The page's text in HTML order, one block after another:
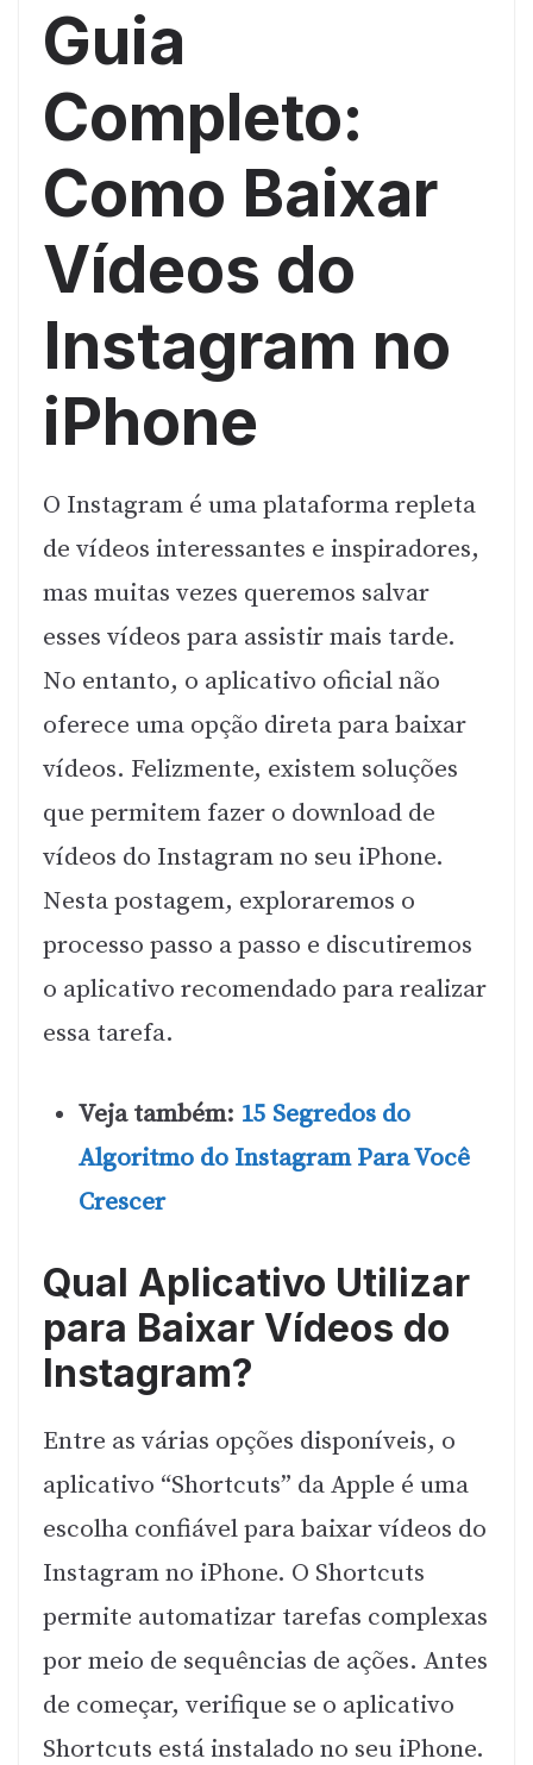
Guia
Completo:
Como Baixar
Vídeos do
Instagram no
iPhone
O Instagram é uma plataforma repleta
de vídeos interessantes e inspiradores,
mas muitas vezes queremos salvar
esses vídeos para assistir mais tarde.
No entanto, o aplicativo oficial não
oferece uma opção direta para baixar
vídeos. Felizmente, existem soluções
que permitem fazer o download de
vídeos do Instagram no seu iPhone.
Nesta postagem, exploraremos o
processo passo a passo e discutiremos
o aplicativo recomendado para realizar
essa tarefa.
Veja também: 15 Segredos do
Algoritmo do Instagram Para Você
Crescer
Qual Aplicativo Utilizar
para Baixar Vídeos do
Instagram?
Entre as várias opções disponíveis, o
aplicativo “Shortcuts” da Apple é uma
escolha confiável para baixar vídeos do
Instagram no iPhone. O Shortcuts
permite automatizar tarefas complexas
por meio de sequências de ações. Antes
de começar, verifique se o aplicativo
Shortcuts está instalado no seu iPhone.